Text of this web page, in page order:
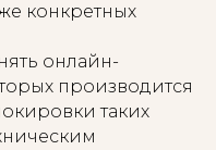
конкретных
онлайн-
производится
таких